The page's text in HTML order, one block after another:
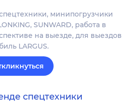
минипогрузчики
SUNWARD, работа в
на выезде, для выездов
LARGUS.
спецтехники